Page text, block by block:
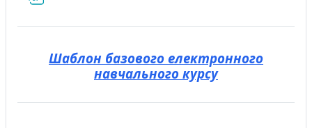
Шаблон базового електронного
навчального курсу